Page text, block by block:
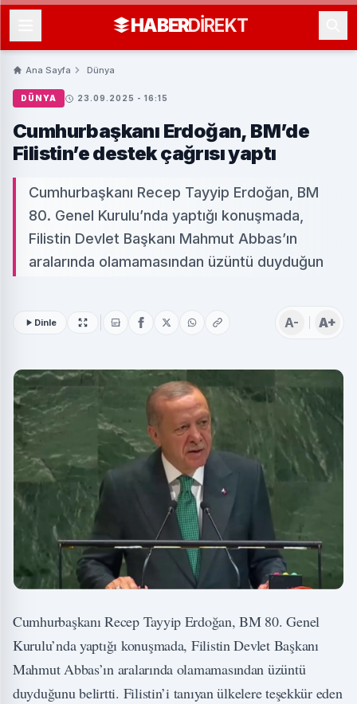
HABERDIREKT
Ana Sayfa Dünya
DÜNYA 23.09.2025 - 16:15
Cumhurbaşkanı Erdoğan, BM’de
Filistin’e destek çağrısı yaptı
Cumhurbaşkanı Recep Tayyip Erdoğan, BM
80. Genel Kurulu’nda yaptığı konuşmada,
Filistin Devlet Başkanı Mahmut Abbas’ın
aralarında olamamasından üzüntü duyduğun
Dinle A- A+
Cumhurbaşkanı Recep Tayyip Erdoğan, BM 80. Genel
Kurulu’nda yaptığı konuşmada, Filistin Devlet Başkanı
Mahmut Abbas’ın aralarında olamamasından üzüntü
duyduğunu belirtti. Filistin’i tanıyan ülkelere teşekkür eden